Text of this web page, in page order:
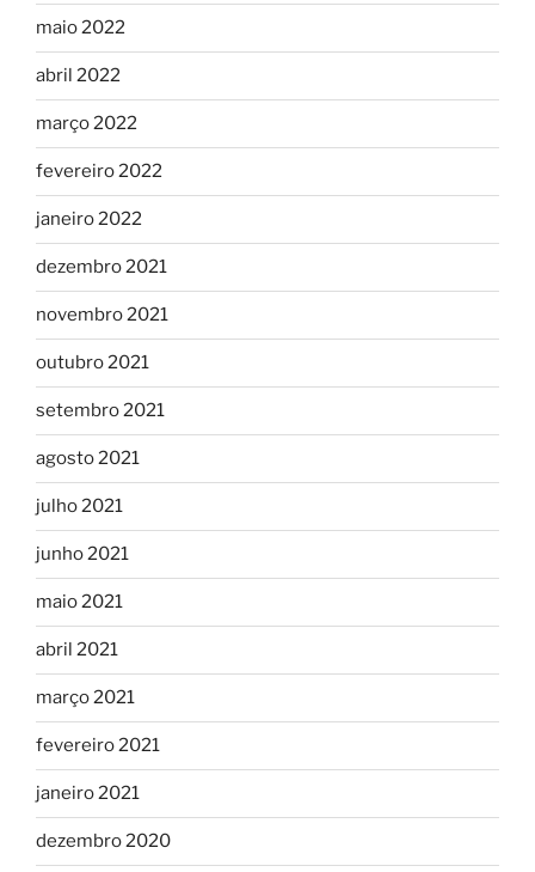
maio 2022
abril 2022
março 2022
fevereiro 2022
janeiro 2022
dezembro 2021
novembro 2021
outubro 2021
setembro 2021
agosto 2021
julho 2021
junho 2021
maio 2021
abril 2021
março 2021
fevereiro 2021
janeiro 2021
dezembro 2020